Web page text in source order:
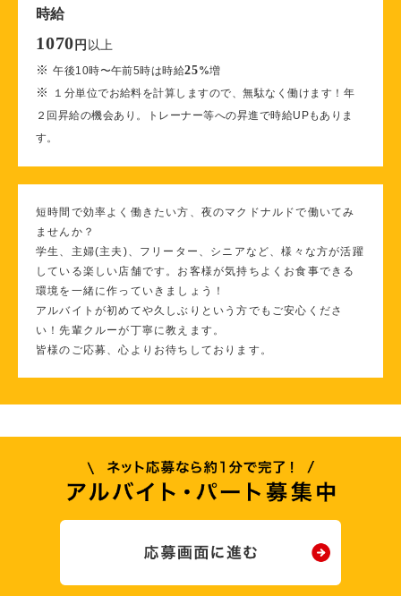
時給
1070 円 以上
※午後10時〜午前5時は時給25%増
※
１分単位でお給料を計算しますので、無駄なく働けます！年
２回昇給の機会あり。トレーナー等への昇進で時給UPもありま
す。
短時間で効率よく働きたい方、夜のマクドナルドで働いてみ
ませんか？
学生、主婦(主夫)、フリーター、シニアなど、様々な方が活躍
している楽しい店舗です。お客様が気持ちよくお食事できる
環境を一緒に作っていきましょう！
アルバイトが初めてや久しぶりという方でもご安心くださ
い！先輩クルーが丁寧に教えます。
皆様のご応募、心よりお待ちしております。